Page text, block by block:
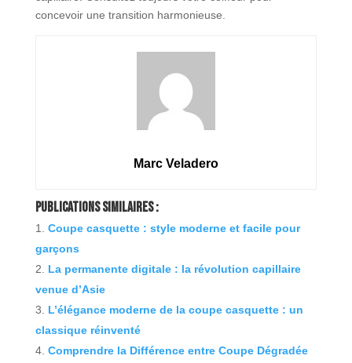
concevoir une transition harmonieuse.
Marc Veladero
Publications Similaires :
Coupe casquette : style moderne et facile pour
garçons
La permanente digitale : la révolution capillaire
venue d’Asie
L’élégance moderne de la coupe casquette : un
classique réinventé
Comprendre la Différence entre Coupe Dégradée